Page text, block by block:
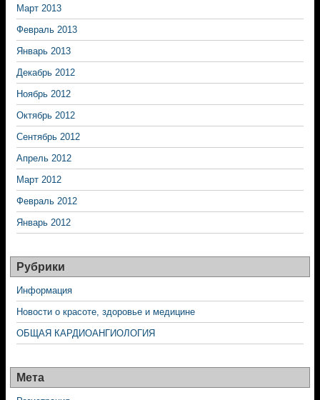
Март 2013
Февраль 2013
Январь 2013
Декабрь 2012
Ноябрь 2012
Октябрь 2012
Сентябрь 2012
Апрель 2012
Март 2012
Февраль 2012
Январь 2012
Рубрики
Информация
Новости о красоте, здоровье и медицине
ОБЩАЯ КАРДИОАНГИОЛОГИЯ
Мета